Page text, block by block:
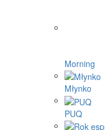
Morning
Młynko
PUQ